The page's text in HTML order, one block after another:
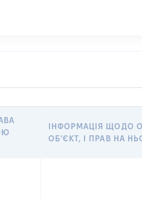
ІНФОРМАЦІЯ ЩОДО
ОБ’ЄКТ, І ПРАВ НА